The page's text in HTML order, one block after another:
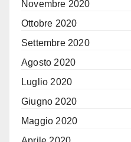
Novembre 2020
Ottobre 2020
Settembre 2020
Agosto 2020
Luglio 2020
Giugno 2020
Maggio 2020